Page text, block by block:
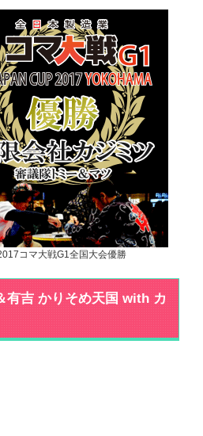
コマ大戦G1全国大会優勝
有吉 かりそめ天国 with カ